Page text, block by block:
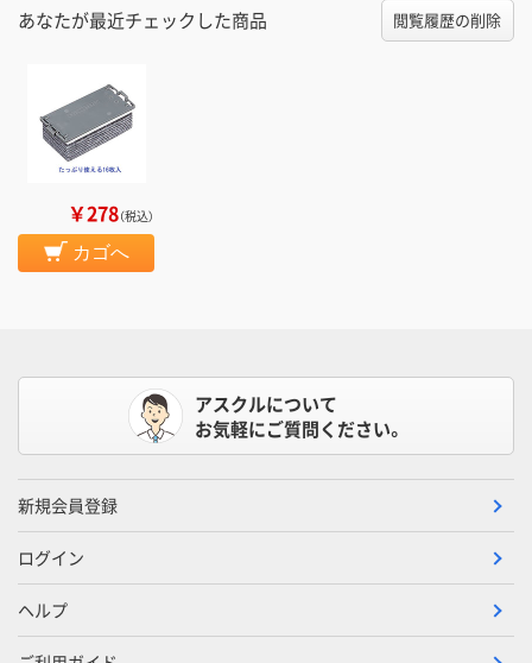
あなたが最近チェックした商品 閲覧履歴の削除
￥278（税込）
カゴへ
アスクルについて
お気軽にご質問ください。
新規会員登録
ログイン
ヘルプ